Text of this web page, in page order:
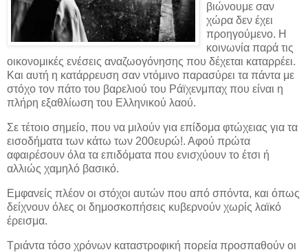
βιώνουμε σαν
χώρα δεν έχει
προηγούμενο. Η
κοινωνία παρά τις
οικονομικές ενέσεις αναζωογόνησης που δέχεται καταρρέει.
Και αυτή η κατάρρευση σαν ντόμινο παρασύρει τα πάντα με
στόχο τον πάτο του βαρελιού του Ράϊχενμπαχ που είναι η
πλήρη εξαθλίωση του Ελληνικού λαού.
Σε τέτοιο σημείο, που να μιλούν για επίδομα φτώχειας για τα
εισοδήματα των κάτω των 200ευρώ!. Αφού πρώτα
αφαιρέσουν όλα τα επιδόματα που ενισχύουν το έτσι ή
αλλιώς χαμηλό βασικό.
Εμφανείς πλέον οι στόχοι αυτών που από σπόντα, και όπως
δείχνουν όλες οι δημοσκοπήσεις κυβερνούν χωρίς λαϊκό
έρεισμα.
Τριάντα τόσο χρόνων καταστροφική πορεία προσπαθούν οι